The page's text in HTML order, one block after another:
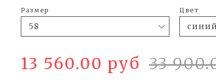
Размер Цвет
13 560.00 руб 33